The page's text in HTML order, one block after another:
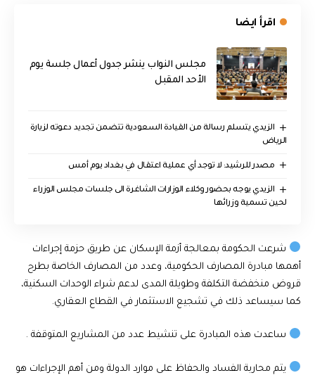
اقرأ ايضا
مجلس النواب ينشر جدول أعمال جلسة يوم
الأحد المقبل
الزيدي يتسلم رسالة من القيادة السعودية تتضمن تجديد دعوته لزيارة
الرياض
مصدر للرشيد: لا توجد أي عملية اعتقال في بغداد يوم أمس
الزيدي يوجه بحضور وكلاء الوزارات الشاغرة الى جلسات مجلس الوزراء
لحين تسمية وزرائها
شرعت الحكومة بمعالجة أزمة الإسكان عن طريق حزمة إجراءات
أهمها مبادرة المصارف الحكومية، وعدد من المصارف الخاصة بطرح
قروض منخفضة التكلفة وطويلة المدى لدعم شراء الوحدات السكنية،
كما سيساعد ذلك في تشجيع الاستثمار في القطاع العقاري.
ساعدت هذه المبادرة على تنشيط عدد من المشاريع المتوقفة .
يتم محاربة الفساد والحفاظ على موارد الدولة ومن أهم الإجراءات هو